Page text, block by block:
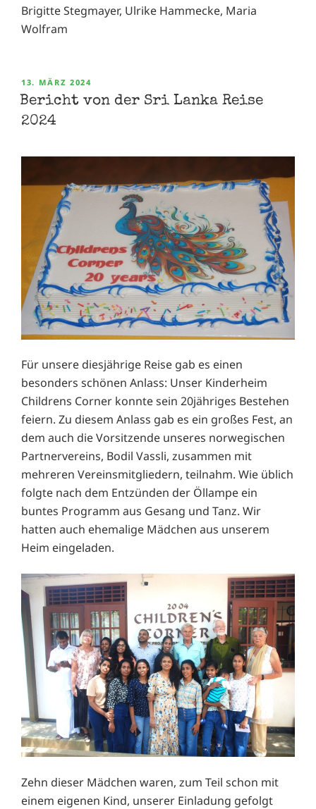
Brigitte Stegmayer, Ulrike Hammecke, Maria
Wolfram
VERÖFFENTLICHT
AM
13. MÄRZ 2024
Bericht von der Sri Lanka Reise
2024
Für unsere diesjährige Reise gab es einen
besonders schönen Anlass: Unser Kinderheim
Childrens Corner konnte sein 20jähriges Bestehen
feiern. Zu diesem Anlass gab es ein großes Fest, an
dem auch die Vorsitzende unseres norwegischen
Partnervereins, Bodil Vassli, zusammen mit
mehreren Vereinsmitgliedern, teilnahm. Wie üblich
folgte nach dem Entzünden der Öllampe ein
buntes Programm aus Gesang und Tanz. Wir
hatten auch ehemalige Mädchen aus unserem
Heim eingeladen.
Zehn dieser Mädchen waren, zum Teil schon mit
einem eigenen Kind, unserer Einladung gefolgt